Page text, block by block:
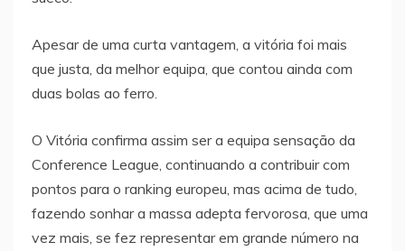
Apesar de uma curta vantagem, a vitória foi mais
que justa, da melhor equipa, que contou ainda com
duas bolas ao ferro.
O Vitória confirma assim ser a equipa sensação da
Conference League, continuando a contribuir com
pontos para o ranking europeu, mas acima de tudo,
fazendo sonhar a massa adepta fervorosa, que uma
vez mais, se fez representar em grande número na